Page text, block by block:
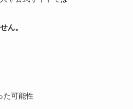
ん。
た可能性